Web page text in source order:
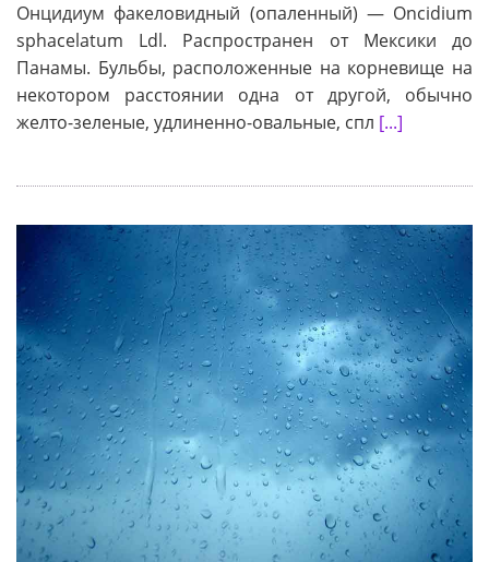
Онцидиум факеловидный (опаленный) — Oncidium
sphacelatum Ldl. Распространен от Мексики до
Панамы. Бульбы, расположенные на корневище на
некотором расстоянии одна от другой, обычно
желто-зеленые, удлиненно-овальные, спл [...]